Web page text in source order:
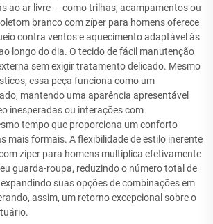
ao ar livre — como trilhas, acampamentos ou
branco com zíper para homens oferece
contra ventos e aquecimento adaptável às
longo do dia. O tecido de fácil manutenção
sem exigir tratamento delicado. Mesmo
essa peça funciona como um
mantendo uma aparência apresentável
inesperadas ou interações com
tempo que proporciona um conforto
mais formais. A flexibilidade de estilo inerente
zíper para homens multiplica efetivamente
guarda-roupa, reduzindo o número total de
suas opções de combinações em
assim, um retorno excepcional sobre o